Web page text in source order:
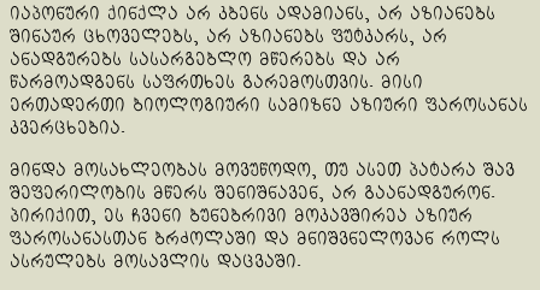
იაპონური ქინქლა არ კბენს ადამიანს, არ აზიანებს
შინაურ ცხოველებს, არ აზიანებს ფუტკარს, არ
ანადგურებს სასარგებლო მწერებს და არ
წარმოადგენს საფრთხეს გარემოსთვის. მისი
ერთადერთი ბიოლოგიური სამიზნე აზიური ფაროსანას
კვერცხებია.
მინდა მოსახლეობას მოვუწოდო, თუ ასეთ პატარა შავ
შეფერილობის მწერს შენიშნავენ, არ გაანადგურონ.
პირიქით, ეს ჩვენი ბუნებრივი მოკავშირეა აზიურ
ფაროსანასთან ბრძოლაში და მნიშვნელოვან როლს
ასრულებს მოსავლის დაცვაში.